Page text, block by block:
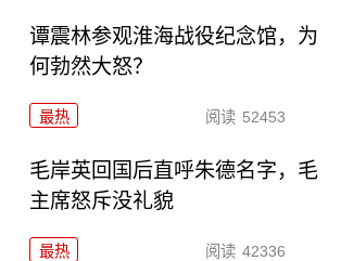
谭震林参观淮海战役纪念馆，为
何勃然大怒？
最热 阅读 52453
毛岸英回国后直呼朱德名字，毛
主席怒斥没礼貌
最热 阅读 42336